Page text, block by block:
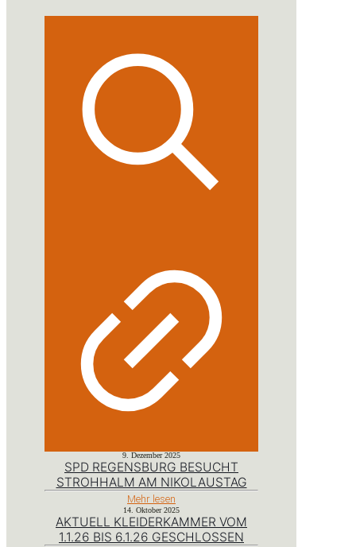
9. Dezember 2025
SPD REGENSBURG BESUCHT
STROHHALM AM NIKOLAUSTAG
Mehr lesen
14. Oktober 2025
AKTUELL KLEIDERKAMMER VOM
1.1.26 BIS 6.1.26 GESCHLOSSEN